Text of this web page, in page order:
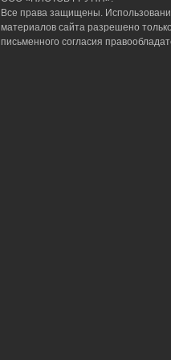
Все права защищены.
материалов сайта разрешено
письменного согласия